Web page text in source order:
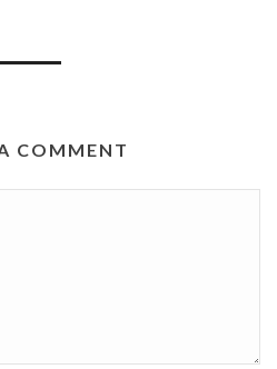
COMMENT